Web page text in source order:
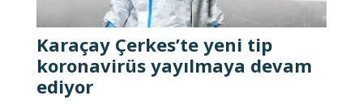
Karaçay Çerkes’te yeni tip
koronavirüs yayılmaya devam
ediyor